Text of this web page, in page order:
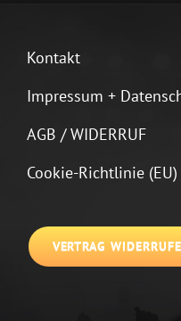
Kontakt
Impressum +
AGB / WIDERRUF
Cookie-Richtlinie (EU)
VERTRAG